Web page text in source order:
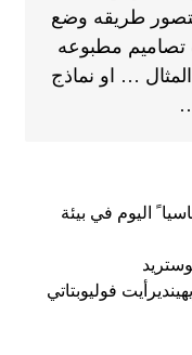
طريقه وضع
تصاميم مطبوعه
… او نماذج
اليوم في بيئة
فوليوبتاتي